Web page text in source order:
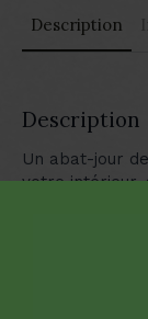
Description
Description
Un abat-jour
votre intérieur,